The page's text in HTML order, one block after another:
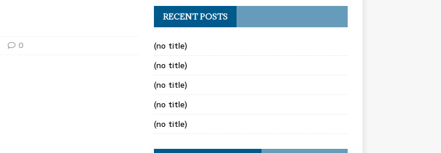
0
RECENT POSTS
(no title)
(no title)
(no title)
(no title)
(no title)